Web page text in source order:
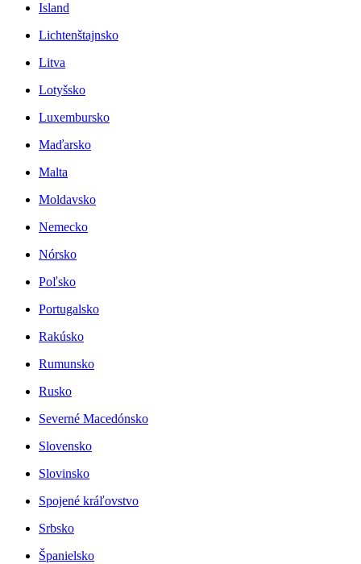
Island
Lichtenštajnsko
Litva
Lotyšsko
Luxembursko
Maďarsko
Malta
Moldavsko
Nemecko
Nórsko
Poľsko
Portugalsko
Rakúsko
Rumunsko
Rusko
Severné Macedónsko
Slovensko
Slovinsko
Spojené kráľovstvo
Srbsko
Španielsko